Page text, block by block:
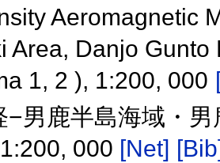
Aeromagnetic
Area, Danjo
1, 2 ), 1:200, 000
−男鹿半島海域・
000 [Net]